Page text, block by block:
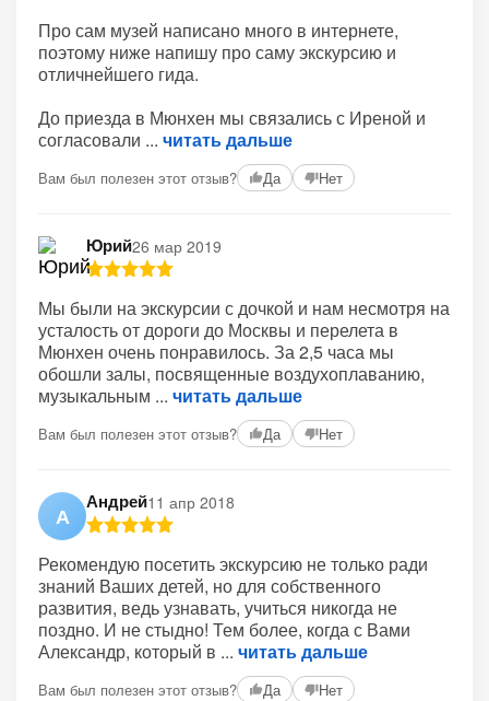
Про сам музей написано много в интернете,
поэтому ниже напишу про саму экскурсию и
отличнейшего гида.
До приезда в Мюнхен мы связались с Иреной и
согласовали
читать дальше
Вам был полезен этот отзыв? Да Нет
Юрий26 мар 2019
Мы были на экскурсии с дочкой и нам несмотря на
усталость от дороги до Москвы и перелета в
Мюнхен очень понравилось. За 2,5 часа мы
обошли залы, посвященные воздухоплаванию,
музыкальным
читать дальше
Вам был полезен этот отзыв? Да Нет
А
Андрей11 апр 2018
Рекомендую посетить экскурсию не только ради
знаний Ваших детей, но для собственного
развития, ведь узнавать, учиться никогда не
поздно. И не стыдно! Тем более, когда с Вами
Александр, который в
читать дальше
Вам был полезен этот отзыв? Да Нет